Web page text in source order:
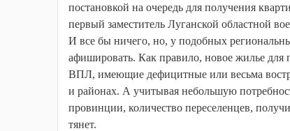
постановкой на очередь для получения
первый заместитель Луганской областной
И все бы ничего, но, у подобных
афишировать. Как правило, новое жилье
ВПЛ, имеющие дефицитные или весьма
и районах. А учитывая небольшую
провинции, количество переселенцев,
тянет.